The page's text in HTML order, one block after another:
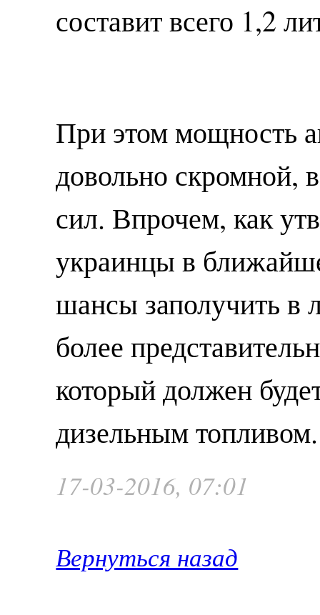
составит всего 1,2
При этом мощность
довольно скромной,
сил. Впрочем, как
украинцы в
шансы заполучить в
более
который должен
дизельным топливом.
17-03-2016, 07:01
Вернуться назад